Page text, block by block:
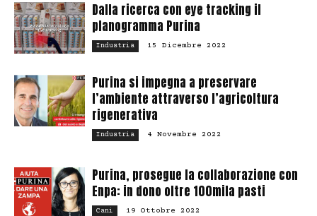
Dalla ricerca con eye tracking il
planogramma Purina
Industria 15 Dicembre 2022
Purina si impegna a preservare
l’ambiente attraverso l’agricoltura
rigenerativa
Industria 4 Novembre 2022
Purina, prosegue la collaborazione con
Enpa: in dono oltre 100mila pasti
Cani 19 Ottobre 2022